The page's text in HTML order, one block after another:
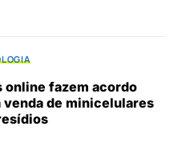
online fazem acordo
venda de minicelulares